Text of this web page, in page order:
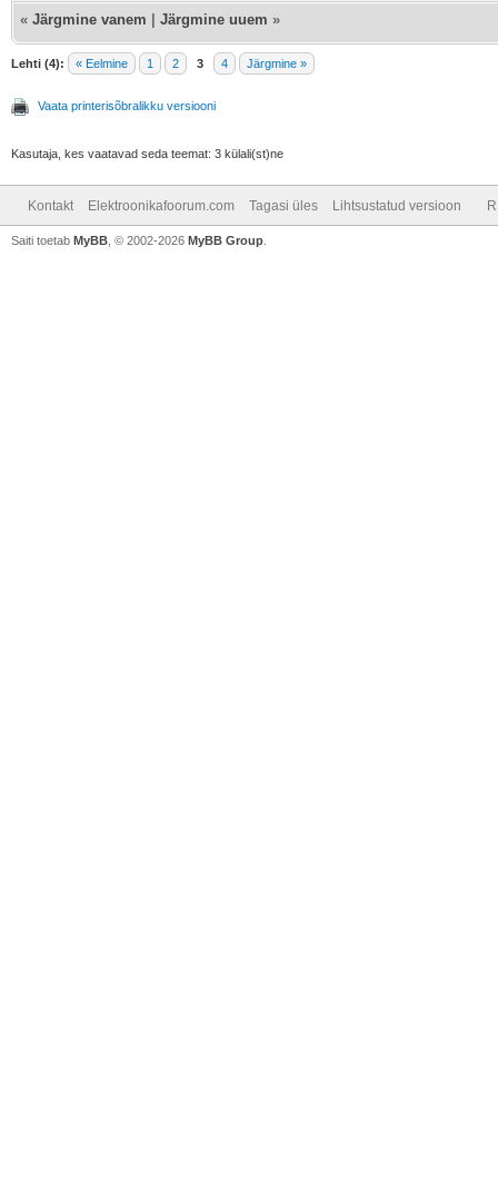
« Järgmine vanem | Järgmine uuem »
Lehti (4): « Eelmine 1 2 3 4 Järgmine »
Vaata printerisõbralikku versiooni
Kasutaja, kes vaatavad seda teemat: 3 külali(st)ne
Kontakt Elektroonikafoorum.com Tagasi üles Lihtsustatud versioon
Saiti toetab MyBB , © 2002-2026 MyBB Group